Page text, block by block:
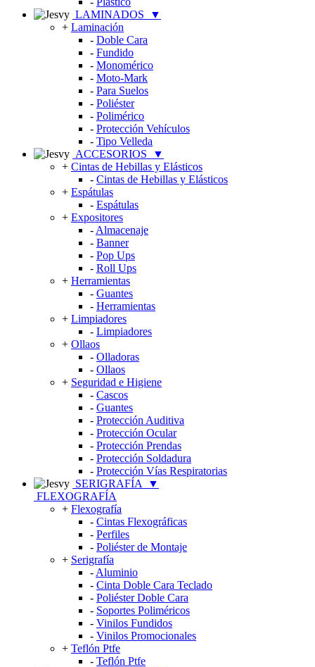
LAMINADOS
▼
+ Laminación
- Doble Cara
- Fundido
- Monomérico
- Moto-Mark
- Para Suelos
- Poliéster
- Polimérico
- Protección Vehículos
- Tipo Velleda
ACCESORIOS
▼
+ Cintas de Hebillas y Elásticos
- Cintas de Hebillas y Elásticos
+ Espátulas
- Espátulas
+ Expositores
- Almacenaje
- Banner
- Pop Ups
- Roll Ups
+ Herramientas
- Guantes
- Herramientas
+ Limpiadores
- Limpiadores
+ Ollaos
- Olladoras
- Ollaos
+ Seguridad e Higiene
- Cascos
- Guantes
- Protección Auditiva
- Protección Ocular
- Protección Prendas
- Protección Soldadura
- Protección Vías Respiratorias
SERIGRAFÍA
▼
FLEXOGRAFÍA
+ Flexografía
- Cintas Flexográficas
- Perfiles
- Poliéster de Montaje
+ Serigrafía
- Aluminio
- Cinta Doble Cara Teclado
- Poliéster Doble Cara
- Soportes Poliméricos
- Vinilos Fundidos
- Vinilos Promocionales
+ Teflón Ptfe
- Teflón Ptfe